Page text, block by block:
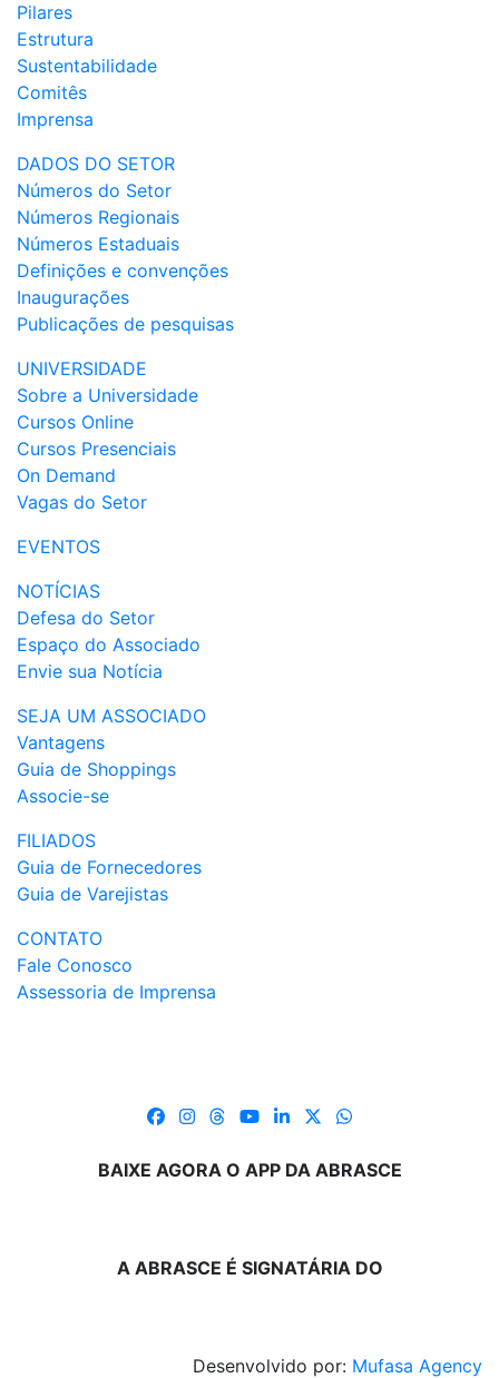
Pilares
Estrutura
Sustentabilidade
Comitês
Imprensa
DADOS DO SETOR
Números do Setor
Números Regionais
Números Estaduais
Definições e convenções
Inaugurações
Publicações de pesquisas
UNIVERSIDADE
Sobre a Universidade
Cursos Online
Cursos Presenciais
On Demand
Vagas do Setor
EVENTOS
NOTÍCIAS
Defesa do Setor
Espaço do Associado
Envie sua Notícia
SEJA UM ASSOCIADO
Vantagens
Guia de Shoppings
Associe-se
FILIADOS
Guia de Fornecedores
Guia de Varejistas
CONTATO
Fale Conosco
Assessoria de Imprensa
BAIXE AGORA O APP DA ABRASCE
A ABRASCE É SIGNATÁRIA DO
Desenvolvido por: Mufasa Agency